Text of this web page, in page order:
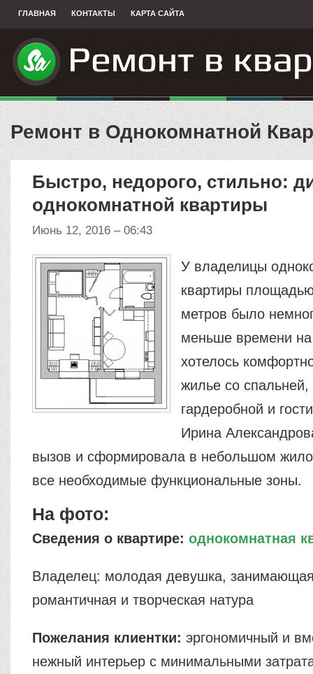
ГЛАВНАЯ КОНТАКТЫ КАРТА САЙТА
Ремонт в Однокомнатной
Быстро, недорого, стильно:
однокомнатной квартиры
Июнь 12, 2016 – 06:43
У владелицы
квартиры
метров было
меньше времени
хотелось
жилье со спальней,
гардеробной и
Ирина
вызов и сформировала в небольшом
все необходимые функциональные зоны.
На фото:
Сведения о квартире: однокомнатная
Владелец: молодая девушка,
романтичная и творческая натура
Пожелания клиентки: эргономичный и
нежный интерьер с минимальными